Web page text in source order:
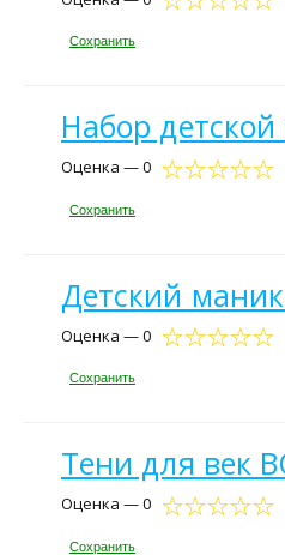
Сохранить
Набор
Оценка — 0
Сохранить
Детский
Оценка — 0
Сохранить
Тени для век
Оценка — 0
Сохранить